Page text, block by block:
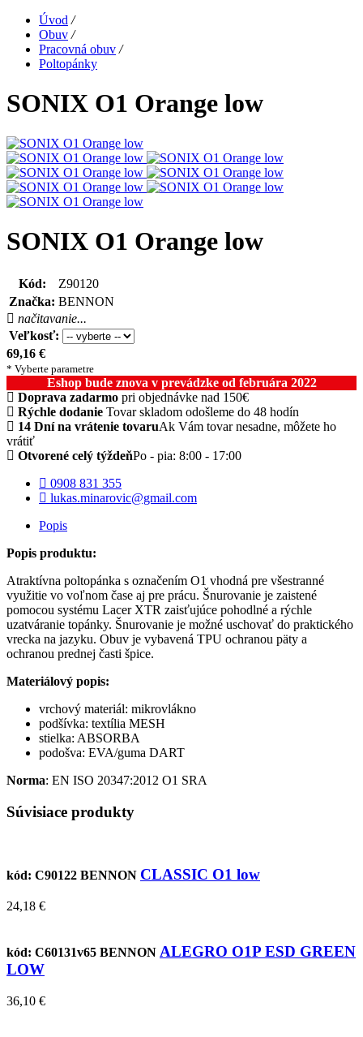
Úvod /
Obuv /
Pracovná obuv /
Poltopánky
SONIX O1 Orange low
SONIX O1 Orange low
Kód:
Z90120
Značka: BENNON
načitavanie...
Veľkosť:
69,16 €
* Vyberte parametre
Eshop bude znova v prevádzke od februára 2022
Doprava zadarmo pri objednávke nad 150€
Rýchle dodanie Tovar skladom odošleme do 48 hodín
14 Dní na vrátenie tovaruAk Vám tovar nesadne, môžete ho
vrátiť
Otvorené celý týždeňPo - pia: 8:00 - 17:00
0908 831 355
lukas.minarovic@gmail.com
Popis
Popis produktu:
Atraktívna poltopánka s označením O1 vhodná pre všestranné
využitie vo voľnom čase aj pre prácu. Šnurovanie je zaistené
pomocou systému Lacer XTR zaisťujúce pohodlné a rýchle
uzatváranie topánky. Šnurovanie je možné uschovať do praktického
vrecka na jazyku. Obuv je vybavená TPU ochranou päty a
ochranou prednej časti špice.
Materiálový popis:
vrchový materiál: mikrovlákno
podšívka: textília MESH
stielka: ABSORBA
podošva: EVA/guma DART
Norma: EN ISO 20347:2012 O1 SRA
Súvisiace produkty
kód: C90122 BENNON CLASSIC O1 low
24,18 €
kód: C60131v65 BENNON ALEGRO O1P ESD GREEN
LOW
36,10 €